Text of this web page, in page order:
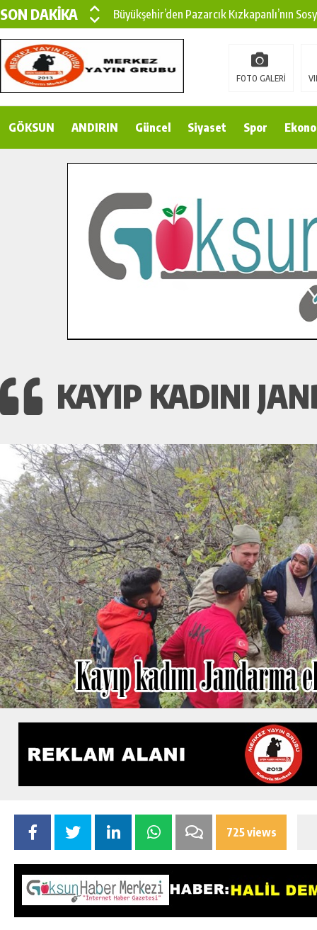
SON DAKİKA
Büyükşehir’den Pazarcık Kızkapanlı’nın
Büyükşehir’den Pazarcık Kırsalına Modern
Çin’den KSÜ’ye Uluslararası Başarı:
Gençler Pusula Maraş Kampında Yeni
İlçe Jandarma Komutanı Karakaya’dan
Bertiz’in Yeni Köprüsünde Sona Doğru.
FOTO GALERİ
GÖKSUN ANDIRIN Güncel Siyaset Spor
KAYIP KADINI
725 views